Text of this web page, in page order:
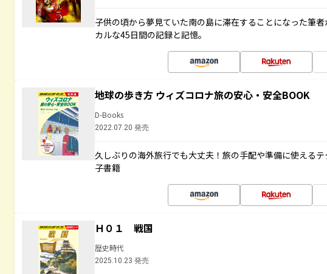
子供の頃から夢見ていた南の島に滞在することになった筆
カルな45日間の記録と記憶。
地球の歩き方 ウィズコロナ旅の安心・安全BOOK
D-Books
2022.07.20 発売
久しぶりの海外旅行でも大丈夫！旅の手配や準備に使える
子書籍
Ｈ０１ 戦国
歴史時代
2025.10.23 発売